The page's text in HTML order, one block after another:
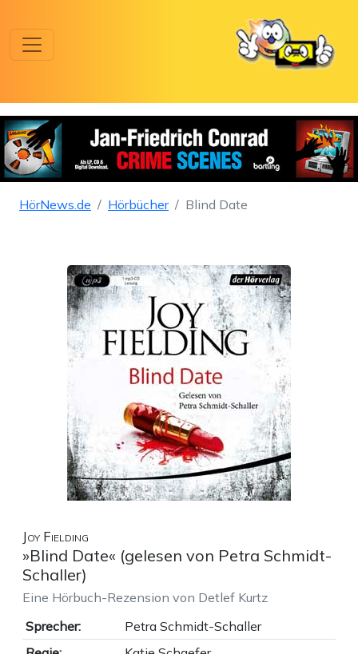
HörNews.de Hörbücher Blind Date
Joy Fielding
»Blind Date« (gelesen von Petra Schmidt-
Schaller)
Eine Hörbuch-Rezension von Detlef Kurtz
Sprecher:
Petra Schmidt-Schaller